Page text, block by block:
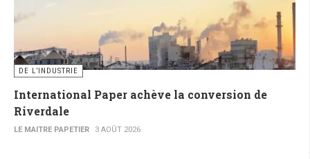
DE L’INDUSTRIE
International Paper achève la conversion de
Riverdale
LE MAITRE PAPETIER 3 AOÛT 2026